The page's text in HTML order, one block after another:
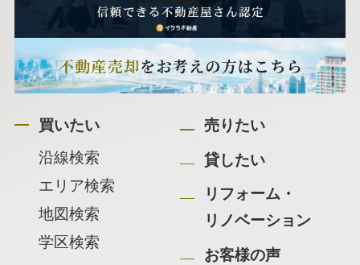
買いたい
沿線検索
エリア検索
地図検索
学区検索
売りたい
貸したい
リフォーム・
リノベーション
お客様の声